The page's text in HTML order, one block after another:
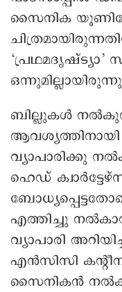
സൈനിക
‘പ്രഥമദൃഷ്ട്യാ’
ബില്ലുകൾ
വ്യാപാരിക്കു
ഹെഡ്
എത്തിച്ചു
വ്യാപാരി
എൻസിസി
സൈനികൻ